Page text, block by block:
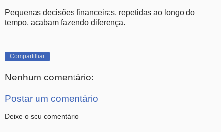
Pequenas decisões financeiras, repetidas ao longo do
tempo, acabam fazendo diferença.
Compartilhar
Nenhum comentário:
Postar um comentário
Deixe o seu comentário